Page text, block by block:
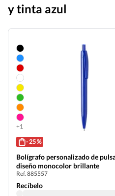
y tinta azul
+1
- 25 %
Bolígrafo personalizado de
diseño monocolor brillante
Ref. 885557
Recíbelo